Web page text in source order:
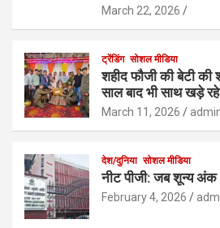
March 22, 2026
ट्रेंडिंग सोशल मीडिया
शहीद फौजी की बेटी की
साल बाद भी साथ खड़े
March 11, 2026
देश/दुनिया सोशल मीडिया
नीट पीजी: जब शून्य अंक
February 4, 2026